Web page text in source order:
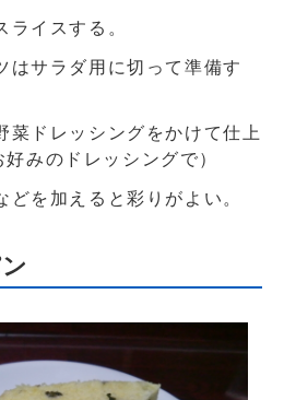
ライスする。
はサラダ用に切って準備す
菜ドレッシングをかけて仕上
みのドレッシングで）
どを加えると彩りがよい。